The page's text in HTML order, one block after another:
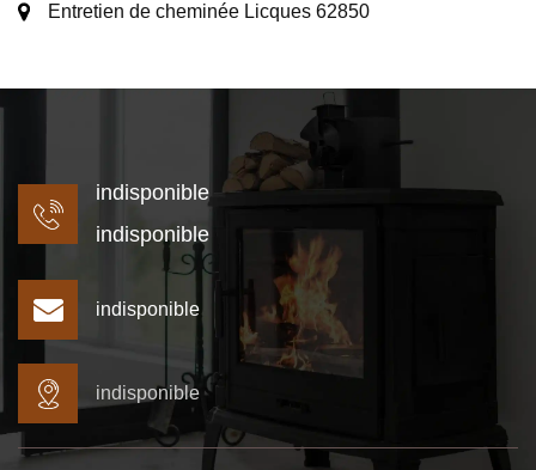
Entretien de cheminée Licques 62850
indisponible
indisponible
indisponible
indisponible